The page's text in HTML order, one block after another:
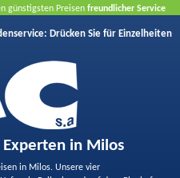
günstigsten Preisen freundlicher Service
von unseren Angeboten
Drücken Sie für Einzelheiten
in Milos
in Milos. Unsere vier